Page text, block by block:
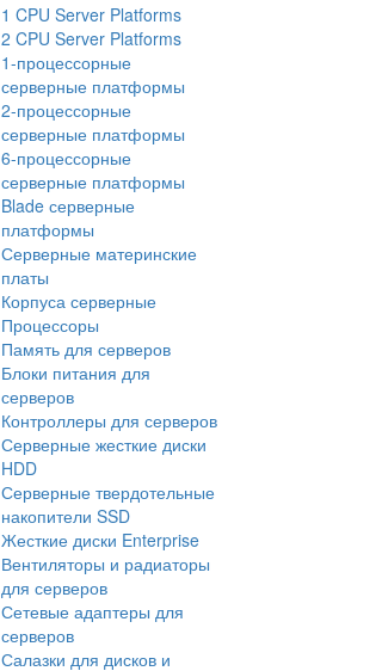
1 CPU Server Platforms
2 CPU Server Platforms
1-процессорные
серверные платформы
2-процессорные
серверные платформы
6-процессорные
серверные платформы
Blade серверные
платформы
Серверные материнские
платы
Корпуса серверные
Процессоры
Память для серверов
Блоки питания для
серверов
Контроллеры для серверов
Серверные жесткие диски
HDD
Серверные твердотельные
накопители SSD
Жесткие диски Enterprise
Вентиляторы и радиаторы
для серверов
Сетевые адаптеры для
серверов
Салазки для дисков и